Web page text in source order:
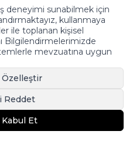
Hazırlanmıştır.
deneyimi sunabilmek için
kullanmaya
ile toplanan kişisel
Bilgilendirmelerimizde
mevzuatına uygun
Reddet
Et